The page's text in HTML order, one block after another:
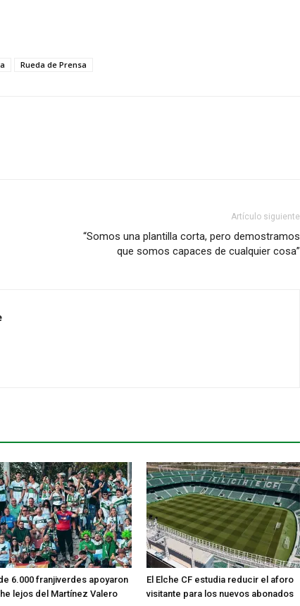
Rueda de Prensa
Artículo siguiente
“Somos una plantilla corta, pero demostramos
que somos capaces de cualquier cosa”
6.000 franjiverdes apoyaron
lejos del Martínez Valero
El Elche CF estudia reducir el aforo
visitante para los nuevos abonados